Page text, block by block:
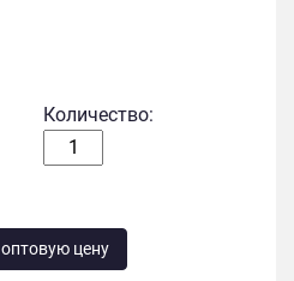
Количество:
цену